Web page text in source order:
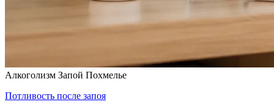
Алкоголизм Запой Похмелье
Потливость после запоя